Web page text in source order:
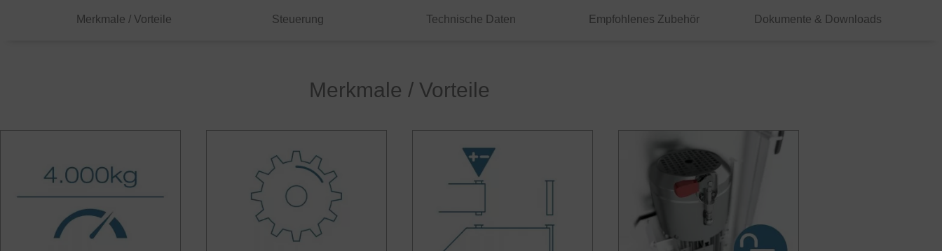
TPS 40 PRO
Bärenstark und schnell
Merkmale / Vorteile Steuerung Technische Daten Empfohlenes Zubehör Dokumente & Downloads
Merkmale / Vorteile